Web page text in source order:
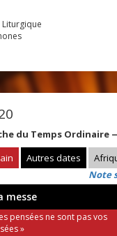
du Temps Ordinaire
Autres dates
Note
messe
pensées ne sont pas vos
»